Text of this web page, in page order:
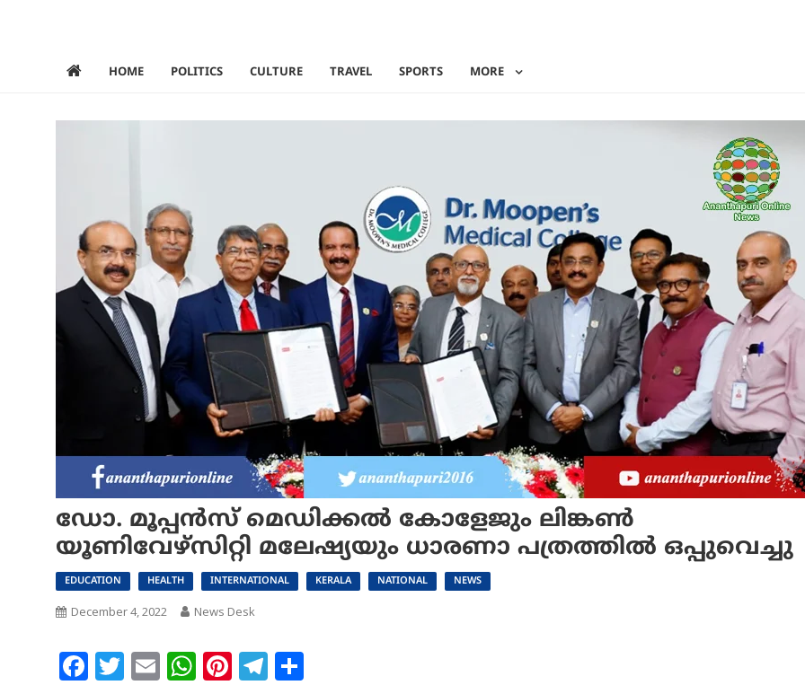
HOME POLITICS CULTURE TRAVEL SPORTS MORE
ഡോ. മൂപ്പൻസ് മെഡിക്കൽ കോളേജും ലിങ്കൺ
യൂണിവേഴ്സിറ്റി മലേഷ്യയും ധാരണാ പത്രത്തിൽ ഒപ്പുവെച്ചു
EDUCATION HEALTH INTERNATIONAL KERALA NATIONAL NEWS
December 4, 2022 News Desk
Facebook
Twitter
EmailWhatsApp
Pinterest
Telegram